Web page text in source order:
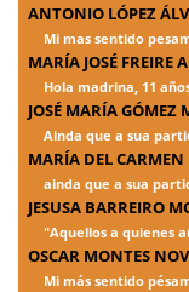
ANTONIO LÓPEZ
Mi mas sentido
MARÍA JOSÉ FREIRE
Hola madrina, 11
JOSÉ MARÍA GÓMEZ
Ainda que a sua
MARÍA DEL CARMEN
ainda que a sua
JESUSA BARREIRO
"Aquellos a quienes
OSCAR MONTES
Mi más sentido